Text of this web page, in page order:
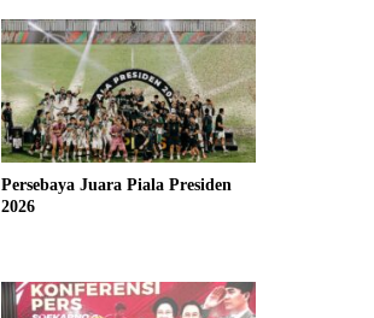
Persebaya Juara Piala Presiden
2026